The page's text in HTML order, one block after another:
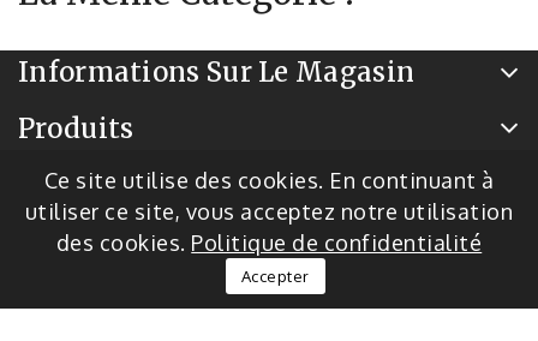
Informations Sur Le Magasin
Produits
Notre Société
Ce site utilise des cookies. En continuant à
utiliser ce site, vous acceptez notre utilisation
des cookies. Politique de confidentialité
Accepter
© 2026 - Logiciel de commerce électronique par
PrestaShop™